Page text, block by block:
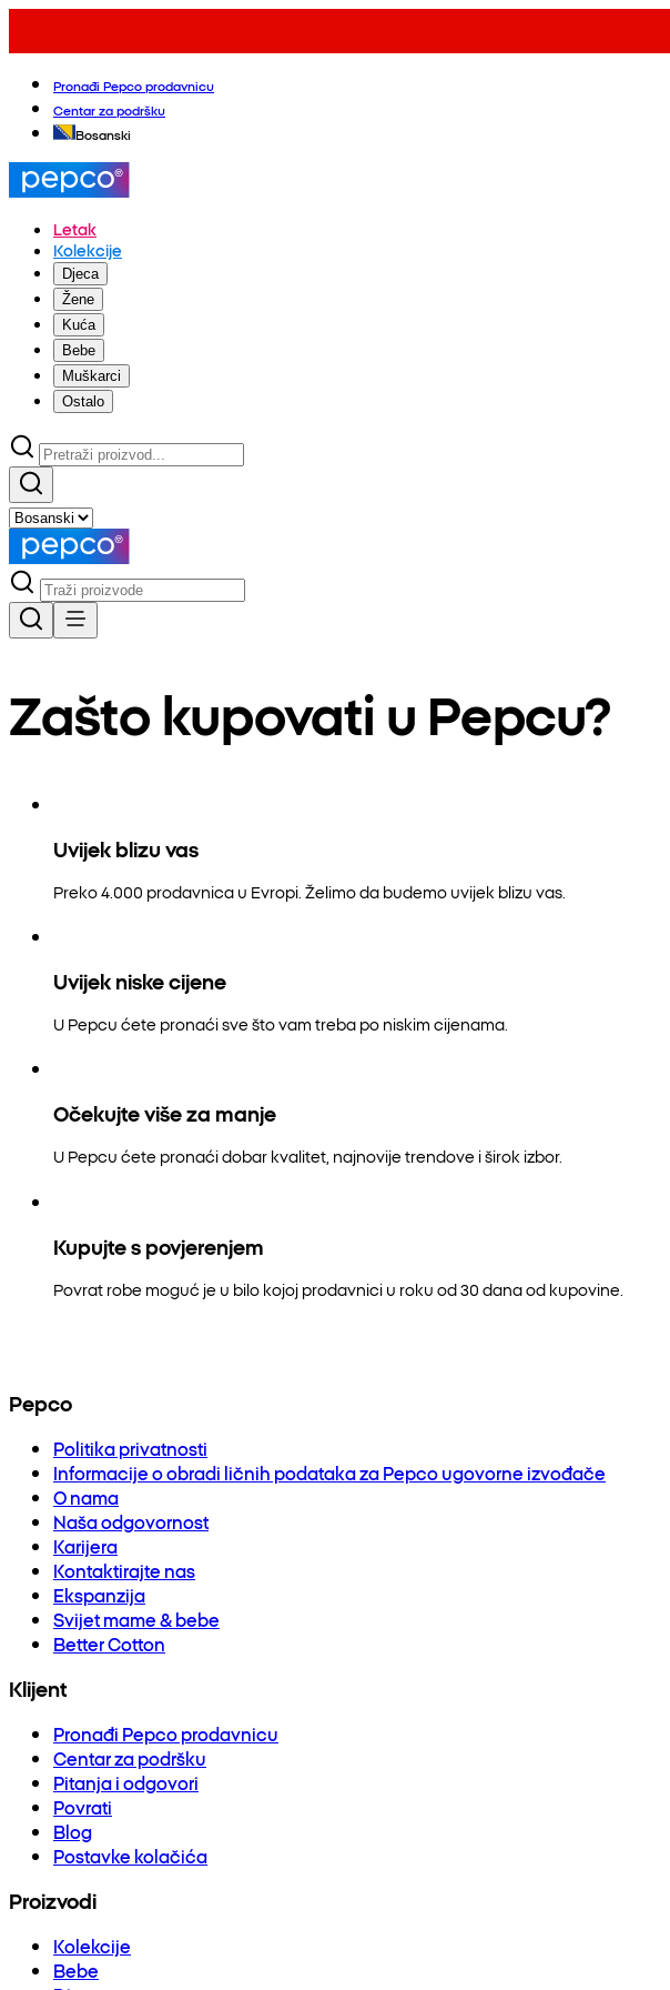
Pronađi Pepco prodavnicu
Centar za podršku
Bosanski
Letak
Kolekcije
Djeca
Žene
Kuća
Bebe
Muškarci
Ostalo
Zašto kupovati u Pepcu?
Uvijek blizu vas
Preko 4.000 prodavnica u Evropi. Želimo da budemo uvijek blizu vas.
Uvijek niske cijene
U Pepcu ćete pronaći sve što vam treba po niskim cijenama.
Očekujte više za manje
U Pepcu ćete pronaći dobar kvalitet, najnovije trendove i širok izbor.
Kupujte s povjerenjem
Povrat robe moguć je u bilo kojoj prodavnici u roku od 30 dana od kupovine.
Pepco
Politika privatnosti
Informacije o obradi ličnih podataka za Pepco ugovorne izvođače
O nama
Naša odgovornost
Karijera
Kontaktirajte nas
Ekspanzija
Svijet mame & bebe
Better Cotton
Klijent
Pronađi Pepco prodavnicu
Centar za podršku
Pitanja i odgovori
Povrati
Blog
Postavke kolačića
Proizvodi
Kolekcije
Bebe